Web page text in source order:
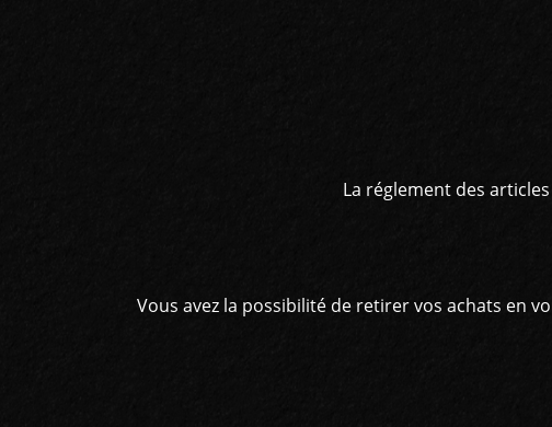
La réglement des
Vous avez la possibilité de retirer vos achats en